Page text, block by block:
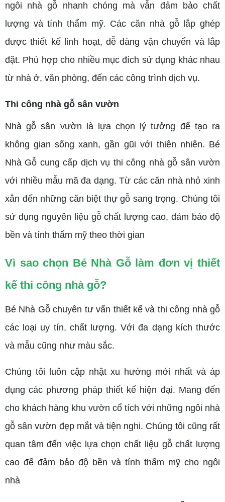
ngôi nhà gỗ nhanh chóng mà vẫn đảm bảo chất
lượng và tính thẩm mỹ. Các căn nhà gỗ lắp ghép
được thiết kế linh hoạt, dễ dàng vận chuyển và lắp
đặt. Phù hợp cho nhiều mục đích sử dụng khác nhau
từ nhà ở, văn phòng, đến các công trình dịch vụ.
Thi công nhà gỗ sân vườn
Nhà gỗ sân vườn là lựa chọn lý tưởng để tạo ra
không gian sống xanh, gần gũi với thiên nhiên. Bé
Nhà Gỗ cung cấp dịch vụ thi công nhà gỗ sân vườn
với nhiều mẫu mã đa dạng. Từ các căn nhà nhỏ xinh
xắn đến những căn biệt thự gỗ sang trọng. Chúng tôi
sử dụng nguyên liệu gỗ chất lượng cao, đảm bảo độ
bền và tính thẩm mỹ theo thời gian
Vì sao chọn Bé Nhà Gỗ làm đơn vị thiết
kế thi công nhà gỗ?
Bé Nhà Gỗ chuyên tư vấn thiết kế và thi công nhà gỗ
các loại uy tín, chất lượng. Với đa dạng kích thước
và mẫu cũng như màu sắc.
Chúng tôi luôn cập nhật xu hướng mới nhất và áp
dụng các phương pháp thiết kế hiện đại. Mang đến
cho khách hàng khu vườn cổ tích với những ngôi nhà
gỗ sân vườn đẹp mắt và tiện nghi. Chúng tôi cũng rất
quan tâm đến việc lựa chọn chất liệu gỗ chất lượng
cao để đảm bảo độ bền và tính thẩm mỹ cho ngôi
nhà